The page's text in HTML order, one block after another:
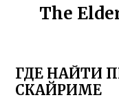
The
ГДЕ НАЙТИ
СКАЙРИМЕ